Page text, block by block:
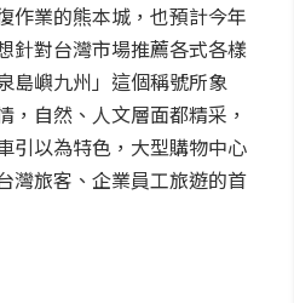
作業的熊本城，也預計今年
針對台灣市場推薦各式各樣
島嶼九州」這個稱號所象
自然、人文層面都精采，
引以為特色，大型購物中心
灣旅客、企業員工旅遊的首